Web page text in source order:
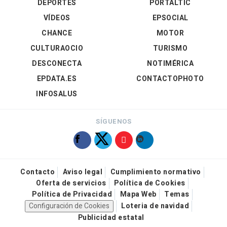
DEPORTES
VÍDEOS
PORTALTIC
EPSOCIAL
CHANCE
CULTURAOCIO
DESCONECTA
EPDATA.ES
INFOSALUS
MOTOR
TURISMO
NOTIMÉRICA
CONTACTOPHOTO
SÍGUENOS
Contacto Aviso legal
Cumplimiento normativo
Oferta de servicios
Política de Cookies
Política de Privacidad
Mapa Web
Temas
Configuración de Cookies
Loteria de navidad
Publicidad estatal